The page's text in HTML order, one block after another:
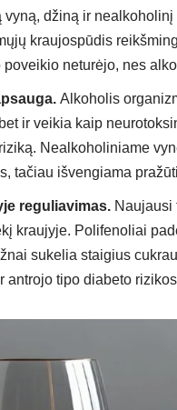
vyną, džiną ir
kraujospūdis
poveikio neturėjo, nes
Alkoholis
ir veikia kaip
Nealkoholiniame
tačiau išvengiama
reguliavimas. Naujausi
kraujyje. Polifenoliai
sukelia staigius
antrojo tipo diabeto